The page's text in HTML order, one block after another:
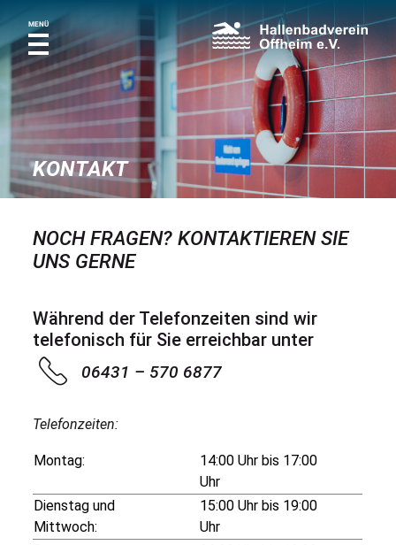
MENÜ
KONTAKT
NOCH FRAGEN? KONTAKTIEREN SIE
UNS GERNE
Während der Telefonzeiten sind wir
telefonisch für Sie erreichbar unter
06431 – 570 6877
Telefonzeiten:
Montag:
14:00 Uhr bis 17:00
Uhr
Dienstag und
Mittwoch:
15:00 Uhr bis 19:00
Uhr